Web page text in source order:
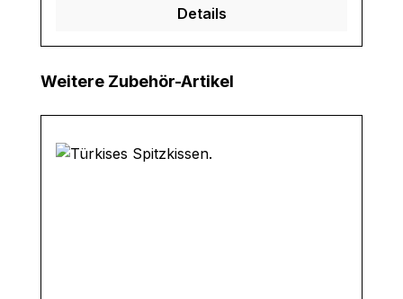
Details
Produktgalerie überspringen
Weitere Zubehör-Artikel